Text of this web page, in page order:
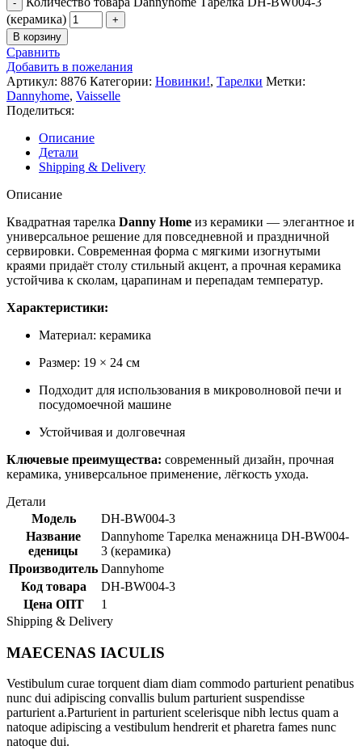
(керамика)
В корзину
Сравнить
Добавить в пожелания
Артикул: 8876 Категории: Новинки!, Тарелки Метки:
Dannyhome, Vaisselle
Поделиться:
Описание
Детали
Shipping & Delivery
Описание
Квадратная тарелка Danny Home из керамики — элегантное и
универсальное решение для повседневной и праздничной
сервировки. Современная форма с мягкими изогнутыми
краями придаёт столу стильный акцент, а прочная керамика
устойчива к сколам, царапинам и перепадам температур.
Характеристики:
Материал: керамика
Размер: 19 × 24 см
Подходит для использования в микроволновой печи и
посудомоечной машине
Устойчивая и долговечная
Ключевые преимущества: современный дизайн, прочная
керамика, универсальное применение, лёгкость ухода.
Детали
Модель
DH-BW004-3
Название
еденицы
Dannyhome Тарелка менажница DH-BW004-
3 (керамика)
Производитель Dannyhome
Код товара
DH-BW004-3
Цена ОПТ
1
Shipping & Delivery
MAECENAS IACULIS
Vestibulum curae torquent diam diam commodo parturient penatibus
nunc dui adipiscing convallis bulum parturient suspendisse
parturient a.Parturient in parturient scelerisque nibh lectus quam a
natoque adipiscing a vestibulum hendrerit et pharetra fames nunc
natoque dui.